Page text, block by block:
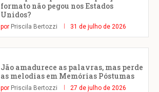
formato não pegou nos Estados
Unidos?
por Priscila Bertozzi 31 de julho de 2026
Jão amadurece as palavras, mas perde
as melodias em Memórias Póstumas
por Priscila Bertozzi 27 de julho de 2026